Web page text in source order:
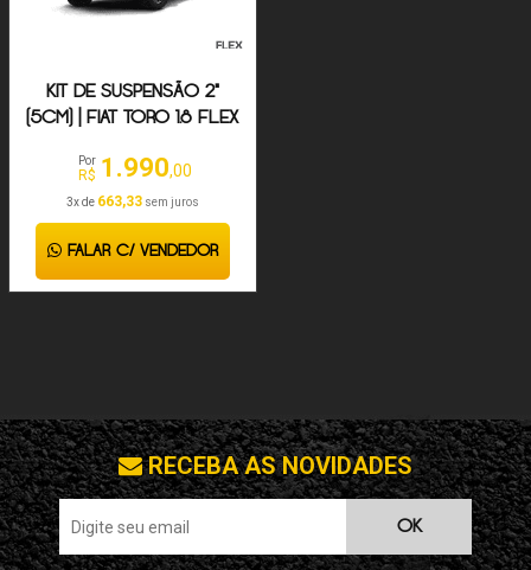
KIT DE SUSPENSÃO 2"
(5CM) | FIAT TORO 1.8 FLEX
Por
R$ 1.990,00
3x de 663,33sem juros
FALAR C/ VENDEDOR
RECEBA AS NOVIDADES
OK